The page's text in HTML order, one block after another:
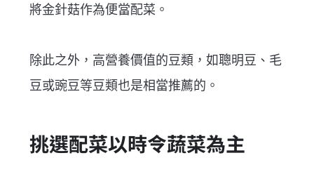
將金針菇作為便當配菜。
除此之外，高營養價值的豆類，如聰明豆、毛
豆或豌豆等豆類也是相當推薦的。
挑選配菜以時令蔬菜為主